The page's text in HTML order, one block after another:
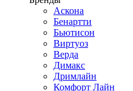
Аскона
Бенартти
Бьютисон
Виртуоз
Верда
Димакс
Дримлайн
Комфорт Лайн